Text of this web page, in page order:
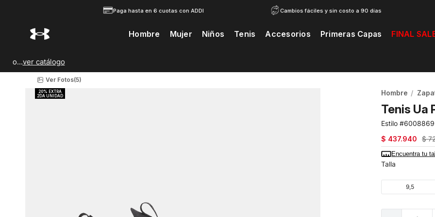
Paga hasta en 6 cuotas con ADDI Cambios fáciles y sin costo a 90 días
Hombre Mujer Niños Tenis Accesorios Primeras Capas FINAL
Ver Fotos(5)
Hombre
Tenis Ua
$ 437.940 $
Encuentra tu
Talla
9,5